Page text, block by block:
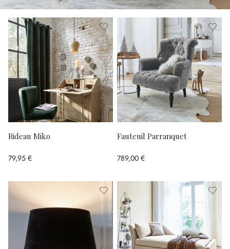
Rideau Miko
79,95 €
Fauteuil Parranquet
789,00 €